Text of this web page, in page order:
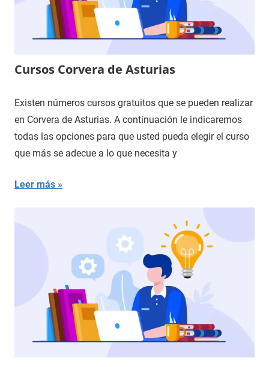
Cursos Corvera de Asturias
Existen números cursos gratuitos que se pueden realizar
en Corvera de Asturias. A continuación le indicaremos
todas las opciones para que usted pueda elegir el curso
que más se adecue a lo que necesita y
Leer más